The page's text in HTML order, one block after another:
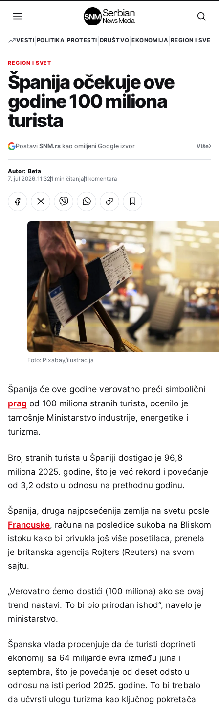
sadržaj
Otvori
meni
VESTI POLITIKA PROTESTI DRUŠTVO EKONOMIJA REGION I SVET
REGION I SVET
Španija očekuje ove
godine 100 miliona
turista
Postavi SNM.rs kao omiljeni Google izvor Više›
Autor: Beta
7. jul 2026.11:321 min čitanja1 komentara
Foto: Pixabay/ilustracija
Španija će ove godine verovatno preći simbolični
prag od 100 miliona stranih turista, ocenilo je
tamošnje Ministarstvo industrije, energetike i
turizma.
Broj stranih turista u Španiji dostigao je 96,8
miliona 2025. godine, što je već rekord i povećanje
od 3,2 odsto u odnosu na prethodnu godinu.
Španija, druga najposećenija zemlja na svetu posle
Francuske, računa na posledice sukoba na Bliskom
istoku kako bi privukla još više posetilaca, prenela
je britanska agencija Rojters (Reuters) na svom
sajtu.
„Verovatno ćemo dostići (100 miliona) ako se ovaj
trend nastavi. To bi bio prirodan ishod“, navelo je
ministarstvo.
Španska vlada procenjuje da će turisti doprineti
ekonomiji sa 64 milijarde evra između juna i
septembra, što je povećanje od deset odsto u
odnosu na isti period 2025. godine. To bi trebalo
da učvrsti ulogu turizma kao ključnog pokretača